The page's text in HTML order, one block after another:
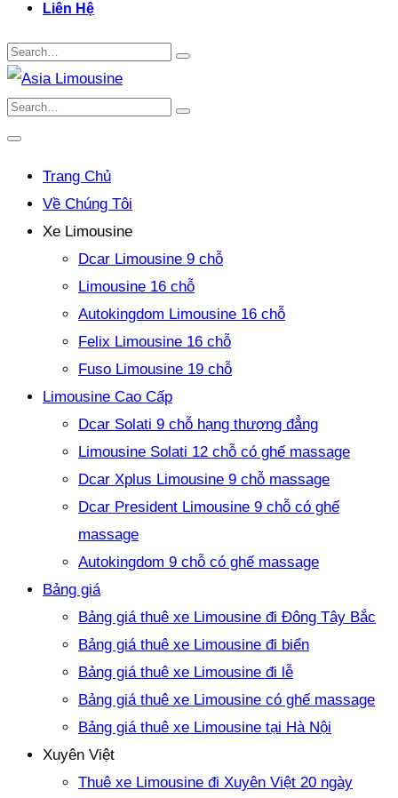
Liên Hệ
Trang Chủ
Về Chúng Tôi
Xe Limousine
Dcar Limousine 9 chỗ
Limousine 16 chỗ
Autokingdom Limousine 16 chỗ
Felix Limousine 16 chỗ
Fuso Limousine 19 chỗ
Limousine Cao Cấp
Dcar Solati 9 chỗ hạng thượng đẳng
Limousine Solati 12 chỗ có ghế massage
Dcar Xplus Limousine 9 chỗ massage
Dcar President Limousine 9 chỗ có ghế
massage
Autokingdom 9 chỗ có ghế massage
Bảng giá
Bảng giá thuê xe Limousine đi Đông Tây Bắc
Bảng giá thuê xe Limousine đi biển
Bảng giá thuê xe Limousine đi lễ
Bảng giá thuê xe Limousine có ghế massage
Bảng giá thuê xe Limousine tại Hà Nội
Xuyên Việt
Thuê xe Limousine đi Xuyên Việt 20 ngày